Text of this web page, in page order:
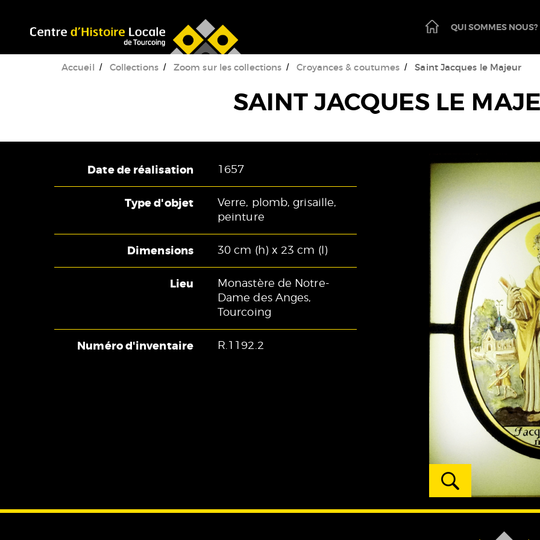
PAGE
D'ACCUEIL
QUI SOMMES NOUS?
Accueil Collections Zoom sur les collections Croyances & coutumes Saint Jacques le Majeur
SAINT JACQUES LE
Date de réalisation 1657
Type d'objet
Verre, plomb, grisaille,
peinture
Dimensions 30 cm (h) x 23 cm (l)
Lieu
Monastère de Notre-
Dame des Anges,
Tourcoing
Numéro d'inventaire R.1192.2
Afficher
l'oeuvre
zoomée